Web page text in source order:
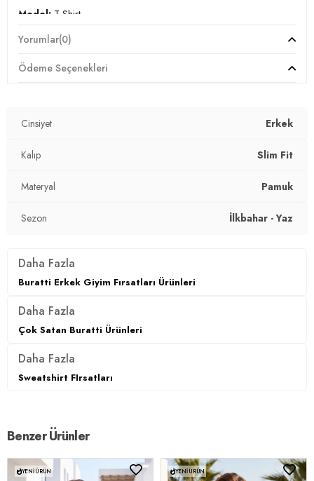
Model: T Shirt
Materyal:%100 Cotton
Kumaş Tipi:Belirtilmemiş
3DY1541ENJOY.07
Yorumlar(0)
Ödeme Seçenekleri
Cinsiyet Erkek
Kalıp Slim Fit
Materyal Pamuk
Sezon İlkbahar - Yaz
Daha Fazla
Buratti Erkek Giyim Fırsatları Ürünleri
Daha Fazla
Çok Satan Buratti Ürünleri
Daha Fazla
Sweatshirt FIrsatları
Benzer Ürünler
YENI ÜRÜN YENI ÜRÜN